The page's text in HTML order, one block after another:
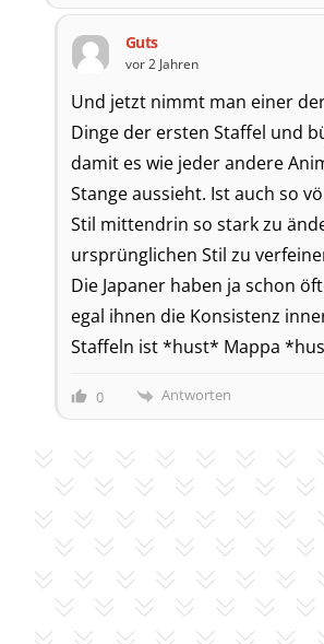
Guts
vor 2 Jahren
Und jetzt nimmt man einer
Dinge der ersten Staffel und
damit es wie jeder andere
Stange aussieht. Ist auch so
Stil mittendrin so stark zu
ursprünglichen Stil zu
Die Japaner haben ja schon
egal ihnen die Konsistenz
Staffeln ist *hust* Mappa
0 Antworten